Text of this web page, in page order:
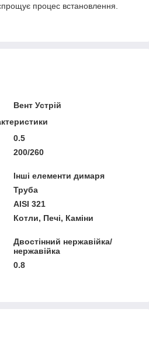
процес встановлення.
Вент Устрій
0.5
200/260
Інші елементи димаря
Труба
AISI 321
Котли, Печі, Каміни
Двостінний нержавійка/
нержавійка
0.8